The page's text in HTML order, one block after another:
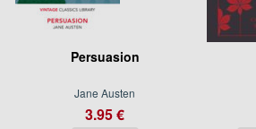
Persuasion
Jane Austen
3.95 €